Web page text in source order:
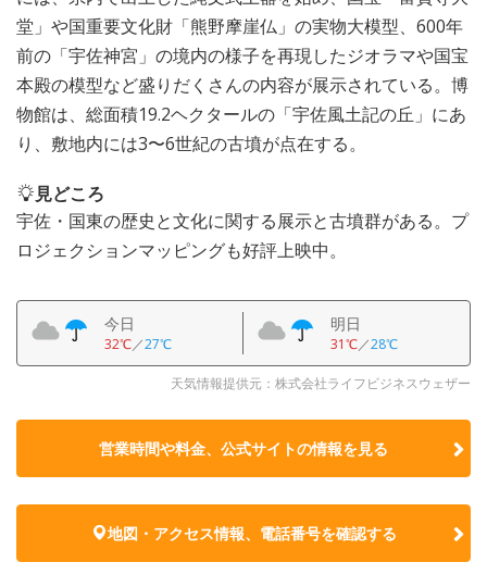
堂」や国重要文化財「熊野摩崖仏」の実物大模型、600年
前の「宇佐神宮」の境内の様子を再現したジオラマや国宝
本殿の模型など盛りだくさんの内容が展示されている。博
物館は、総面積19.2ヘクタールの「宇佐風土記の丘」にあ
り、敷地内には3〜6世紀の古墳が点在する。
見どころ
宇佐・国東の歴史と文化に関する展示と古墳群がある。プ
ロジェクションマッピングも好評上映中。
今日
32℃／27℃
明日
31℃／28℃
天気情報提供元：株式会社ライフビジネスウェザー
営業時間や料金、公式サイトの情報を見る
地図・アクセス情報、電話番号を確認する